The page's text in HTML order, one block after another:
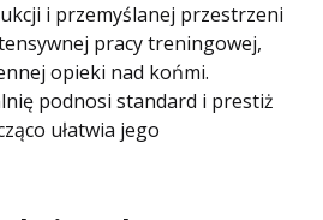
i przemyślanej przestrzeni
pracy treningowej,
opieki nad końmi.
podnosi standard i prestiż
ułatwia jego